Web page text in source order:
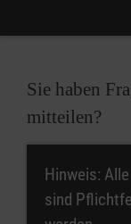
Sie haben
mitteilen?
Hinweis:
sind